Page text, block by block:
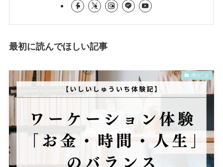
最初に読んでほしい記事
僕のこと